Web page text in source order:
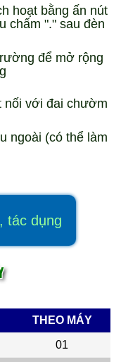
hoạt bằng ấn nút
chấm "." sau đèn
để mở rộng
nối với đai chườm
ngoài (có thể làm
tác dụng
THEO MÁY
01